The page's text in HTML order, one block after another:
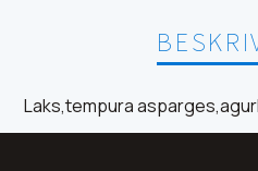
Laks,tempura